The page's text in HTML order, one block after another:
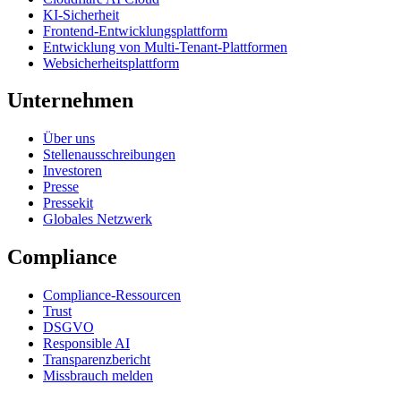
KI-Sicherheit
Frontend-Entwicklungsplattform
Entwicklung von Multi-Tenant-Plattformen
Websicherheitsplattform
Unternehmen
Über uns
Stellenausschreibungen
Investoren
Presse
Pressekit
Globales Netzwerk
Compliance
Compliance-Ressourcen
Trust
DSGVO
Responsible AI
Transparenzbericht
Missbrauch melden